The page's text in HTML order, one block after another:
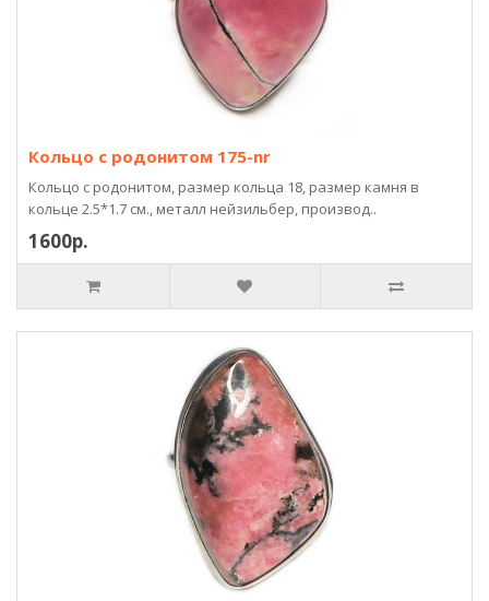
Кольцо с родонитом 175-nr
Кольцо с родонитом, размер кольца 18, размер камня в
кольце 2.5*1.7 см., металл нейзильбер, производ..
1600р.